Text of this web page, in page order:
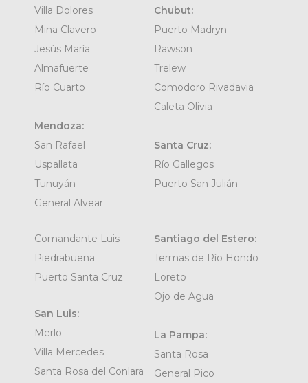
Villa Dolores
Mina Clavero
Jesús María
Almafuerte
Río Cuarto
Mendoza:
San Rafael
Uspallata
Tunuyán
General Alvear
Chubut:
Puerto Madryn
Rawson
Trelew
Comodoro Rivadavia
Caleta Olivia
Santa Cruz:
Río Gallegos
Puerto San Julián
Comandante Luis
Piedrabuena
Puerto Santa Cruz
San Luis:
Merlo
Villa Mercedes
Santa Rosa del Conlara
Santiago del Estero:
Termas de Río Hondo
Loreto
Ojo de Agua
La Pampa:
Santa Rosa
General Pico